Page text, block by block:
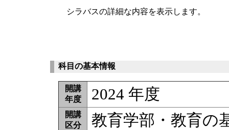
シラバスの詳細な内容を表示します。
科目の基本情報
開講
年度
2024 年度
開講
区分
教育学部・教育の